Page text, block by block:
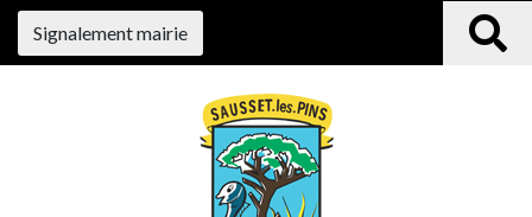
Signalement mairie